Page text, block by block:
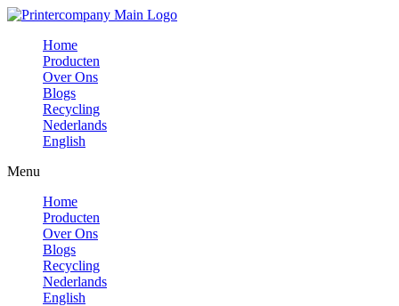
Ga
inhoud
Home
Producten
Over Ons
Blogs
Recycling
Nederlands
English
Menu
Home
Producten
Over Ons
Blogs
Recycling
Nederlands
English